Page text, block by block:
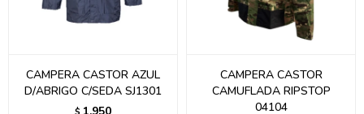
CAMPERA CASTOR AZUL
D/ABRIGO C/SEDA SJ1301
CAMPERA CASTOR
CAMUFLADA RIPSTOP
04104